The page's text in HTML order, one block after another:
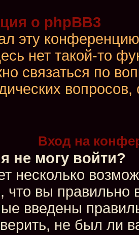
о phpBB3
эту
нет такой-то
связаться по
Вход на
не могу войти?
несколько
что вы правильно
введены
не был ли